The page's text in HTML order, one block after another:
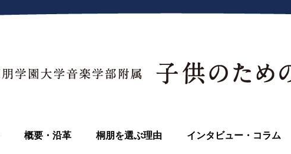
概要・沿革 桐朋を選ぶ理由 インタビュー・コラム